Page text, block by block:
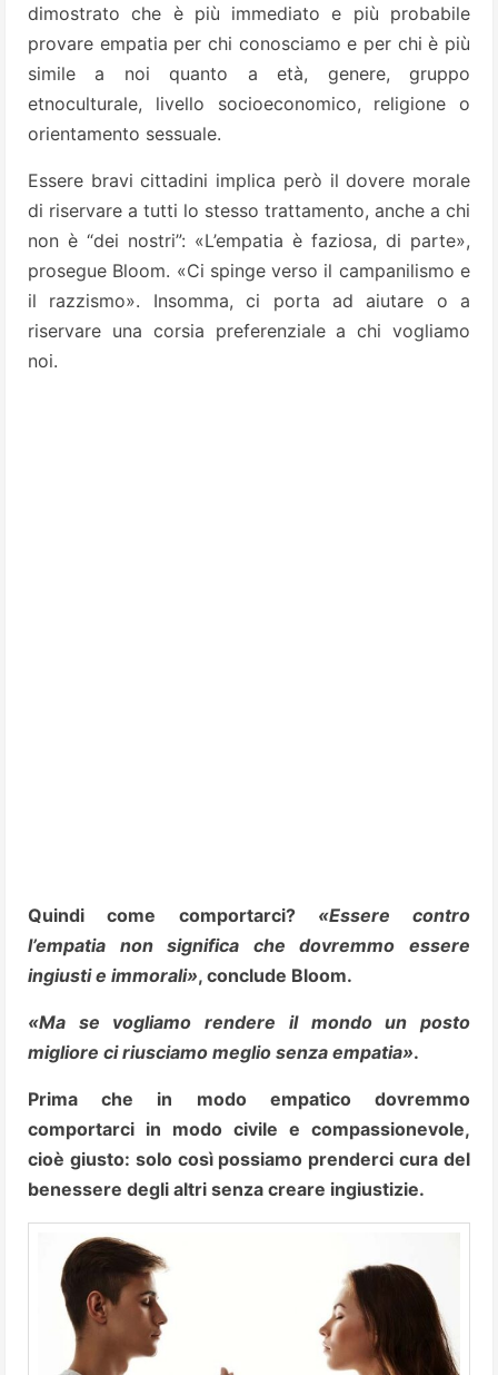
dimostrato che è più immediato e più probabile
provare empatia per chi conosciamo e per chi è più
simile a noi quanto a età, genere, gruppo
etnoculturale, livello socioeconomico, religione o
orientamento sessuale.
Essere bravi cittadini implica però il dovere morale
di riservare a tutti lo stesso trattamento, anche a chi
non è “dei nostri”: «L’empatia è faziosa, di parte»,
prosegue Bloom. «Ci spinge verso il campanilismo e
il razzismo». Insomma, ci porta ad aiutare o a
riservare una corsia preferenziale a chi vogliamo
noi.
Quindi come comportarci? «Essere contro
l’empatia non significa che dovremmo essere
ingiusti e immorali», conclude Bloom.
«Ma se vogliamo rendere il mondo un posto
migliore ci riusciamo meglio senza empatia».
Prima che in modo empatico dovremmo
comportarci in modo civile e compassionevole,
cioè giusto: solo così possiamo prenderci cura del
benessere degli altri senza creare ingiustizie.